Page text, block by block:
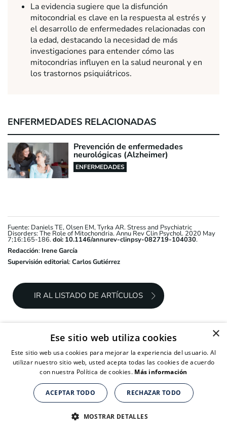
La evidencia sugiere que la disfunción
mitocondrial es clave en la respuesta al estrés y
el desarrollo de enfermedades relacionadas con
la edad, destacando la necesidad de más
investigaciones para entender cómo las
mitocondrias influyen en la salud neuronal y en
los trastornos psiquiátricos.
ENFERMEDADES RELACIONADAS
Prevención de enfermedades
neurológicas (Alzheimer)
ENFERMEDADES
Fuente: Daniels TE, Olsen EM, Tyrka AR. Stress and Psychiatric
Disorders: The Role of Mitochondria. Annu Rev Clin Psychol. 2020 May
7;16:165-186.doi: 10.1146/annurev-clinpsy-082719-104030.
Redacción: Irene García
Supervisión editorial:Carlos Gutiérrez
IR AL LISTADO DE ARTÍCULOS
Suplementos nutricionales para personas de + de 40 años
CLICK AQUÍ PARA COMPRAR
Actiage es una web de divulgación e información. Como tal,
todos los artículos son redactados y revisados
concienzudamente pero es posible que puedan contener
algún error o que no recojan todos los enfoques sobre una
materia. Por ello, la web no sustituye una opinión o
prescripción médica. Ante cualquier duda sobre tu salud o la
de tu familia es recomendable acudir a una consulta médica
para que pueda evaluar la situación en particular y,
eventualmente, prescribir el tratamiento que sea preciso.
Señalar a todos los efectos legales que la información
Suplementos nutricionales para personas de + de 40 años
CLICK AQUÍ PARA COMPRAR
×
Ese sitio web utiliza cookies
Este sitio web usa cookies para mejorar la experiencia del usuario. Al
utilizar nuestro sitio web, usted acepta todas las cookies de acuerdo
con nuestra Política de cookies. Más información
ACEPTAR TODO RECHAZAR TODO
MOSTRAR DETALLES